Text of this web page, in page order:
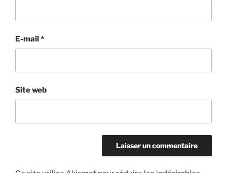
E-mail*
Site web